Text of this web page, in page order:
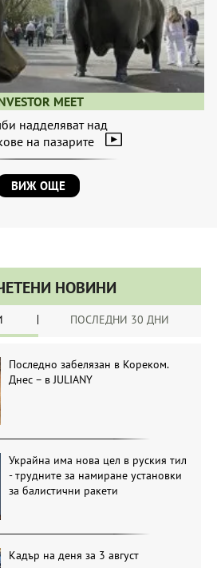
MEET
надделяват над
на пазарите
ВИЖ ОЩЕ
НОВИНИ
ПОСЛЕДНИ 30 ДНИ
Последно забелязан в Кореком.
Днес – в JULIANY
Украйна има нова цел в руския тил
- трудните за намиране установки
за балистични ракети
Кадър на деня за 3 август